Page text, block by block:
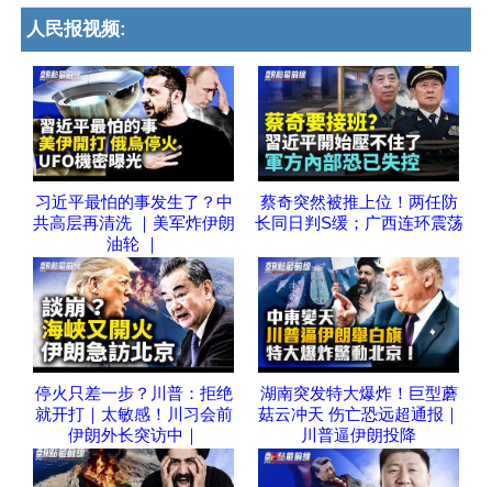
人民报视频:
习近平最怕的事发生了？中
共高层再清洗 ｜美军炸伊朗
油轮 ｜
蔡奇突然被推上位！两任防
长同日判S缓；广西连环震荡
停火只差一步？川普：拒绝
就开打｜太敏感！川习会前
伊朗外长突访中｜
湖南突发特大爆炸！巨型蘑
菇云冲天 伤亡恐远超通报｜
川普逼伊朗投降